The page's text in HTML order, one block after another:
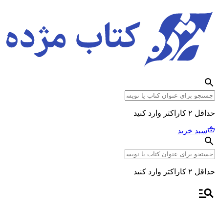
حداقل ۲ کاراکتر وارد کنید
سبد خرید
حداقل ۲ کاراکتر وارد کنید